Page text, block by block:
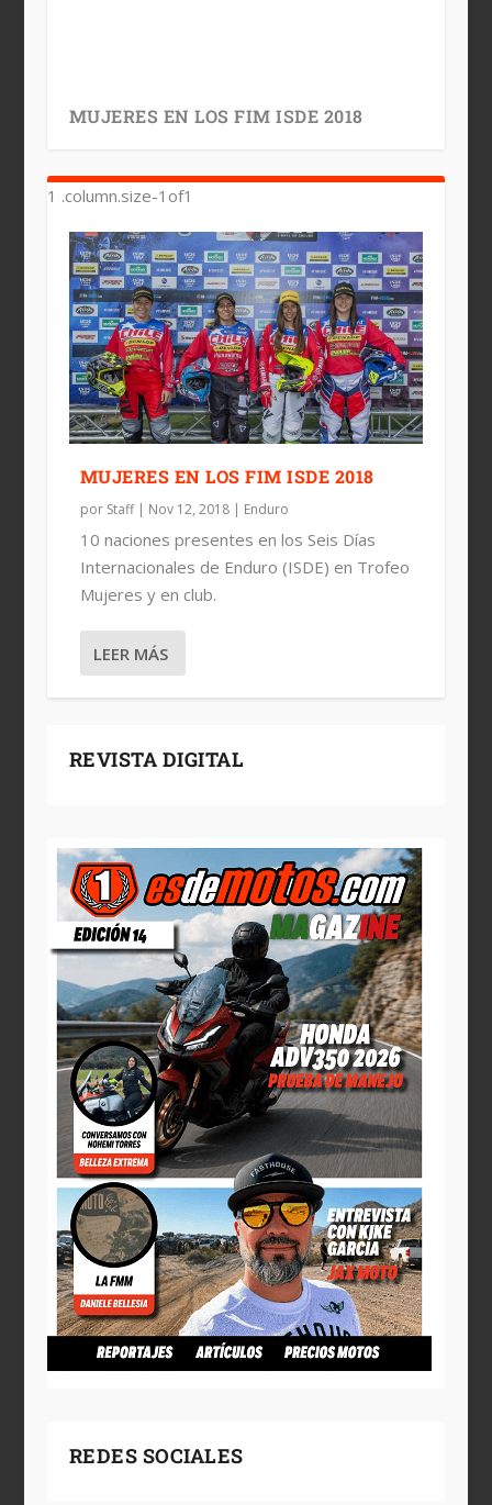
MUJERES EN LOS FIM ISDE 2018
MUJERES EN LOS FIM ISDE 2018
por Staff| Nov 12, 2018| Enduro
10 naciones presentes en los Seis Días
Internacionales de Enduro (ISDE) en Trofeo
Mujeres y en club.
LEER MÁS
REVISTA DIGITAL
REDES SOCIALES